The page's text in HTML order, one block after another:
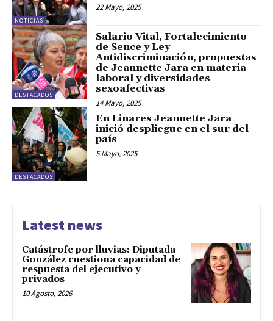
NOTICIAS
22 Mayo, 2025
DESTACADOS
Salario Vital, Fortalecimiento
de Sence y Ley
Antidiscriminación, propuestas
de Jeannette Jara en materia
laboral y diversidades
sexoafectivas
14 Mayo, 2025
DESTACADOS
En Linares Jeannette Jara
inició despliegue en el sur del
país
5 Mayo, 2025
Latest news
Catástrofe por lluvias: Diputada
González cuestiona capacidad de
respuesta del ejecutivo y
privados
10 Agosto, 2026